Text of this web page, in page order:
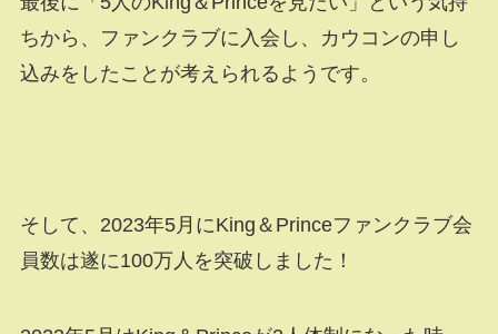
ちから、ファンクラブに入会し、カウコンの申し
込みをしたことが考えられるようです。
そして、2023年5月にKing＆Princeファンクラブ会
員数は遂に100万人を突破しました！